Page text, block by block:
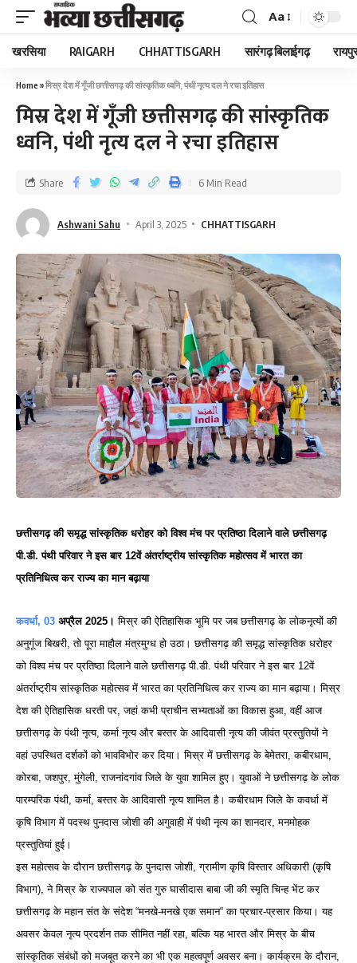
Aa
खरसिया RAIGARH CHHATTISGARH सारंगढ़ बिलाईगढ़
Home »मिस्र देश में गूँजी छत्तीसगढ़ की सांस्कृतिक ध्वनि, पंथी नृत्य दल ने रचा इतिहास
मिस्र देश में गूँजी छत्तीसगढ़ की सांस्कृतिक
ध्वनि, पंथी नृत्य दल ने रचा इतिहास
Ashwani Sahu April 3, 2025 CHHATTISGARH
Share 6 Min Read
छत्तीसगढ़ की समृद्ध सांस्कृतिक धरोहर को विश्व मंच पर प्रतिष्ठा दिलाने वाले छत्तीसगढ़
पी.डी. पंथी परिवार ने इस बार 12वें अंतर्राष्ट्रीय सांस्कृतिक महोत्सव में भारत का
प्रतिनिधित्व कर राज्य का मान बढ़ाया
कवर्धा, 03 अप्रैल 2025। मिस्र की ऐतिहासिक भूमि पर जब छत्तीसगढ़ के लोकनृत्यों की
अनुगूंज बिखरी, तो पूरा माहौल मंत्रमुग्ध हो उठा। छत्तीसगढ़ की समृद्ध सांस्कृतिक धरोहर
को विश्व मंच पर प्रतिष्ठा दिलाने वाले छत्तीसगढ़ पी.डी. पंथी परिवार ने इस बार 12वें
अंतर्राष्ट्रीय सांस्कृतिक महोत्सव में भारत का प्रतिनिधित्व कर राज्य का मान बढ़ाया। मिस्र
देश की ऐतिहासिक धरती पर, जहां कभी प्राचीन सभ्यताओं का विकास हुआ, वहीं आज
छत्तीसगढ़ के पंथी नृत्य, कर्मा नृत्य और बस्तर के आदिवासी नृत्य की जीवंत प्रस्तुतियों ने
वहां उपस्थित दर्शकों को भावविभोर कर दिया। मिस्र में छत्तीसगढ़ के बेमेतरा, कबीरधाम,
कोरबा, जशपुर, मुंगेली, राजनांदगांव जिले के युवा शामिल हुए। युवाओं ने छत्तीसगढ़ के लोक
पारम्परिक पंथी, कर्मा, बस्तर के आदिवासी नृत्य शामिल है। कबीरधाम जिले के कवर्धा में
कृषि विभाग में पदस्थ पुनदास जोशी की अगुवाही में पंथी नृत्य का शानदार, मनमोहक
प्रस्तुतियां हुई।
इस महोत्सव के दौरान छत्तीसगढ़ के पुनदास जोशी, ग्रामीण कृषि विस्तार अधिकारी (कृषि
विभाग), ने मिस्र के राज्यपाल को संत गुरु घासीदास बाबा जी की स्मृति चिन्ह भेंट कर
छत्तीसगढ़ के महान संत के संदेश “मनखे-मनखे एक समान“ का प्रचार-प्रसार किया। यह
अवसर केवल नृत्य प्रदर्शन तक सीमित नहीं रहा, बल्कि यह भारत और मिस्र के बीच
सांस्कृतिक संबंधों को मजबूत करने का भी एक महत्वपूर्ण अवसर बना। कार्यक्रम के दौरान,